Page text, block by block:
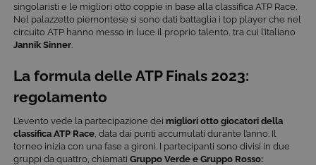
singolaristi e le migliori otto coppie in base alla classifica ATP Race.
Nel palazzetto piemontese si sono dati battaglia i top player che nel
circuito ATP hanno messo in luce il proprio talento, tra cui l’italiano
Jannik Sinner
La formula delle ATP Finals 2023:
regolamento
L’evento vede la partecipazione dei migliori otto giocatori della
classifica ATP Race , data dai punti accumulati durante l’anno. Il
torneo inizia con una fase a gironi. I partecipanti sono divisi in due
gruppi da quattro, chiamati Gruppo Verde e Gruppo Rosso: